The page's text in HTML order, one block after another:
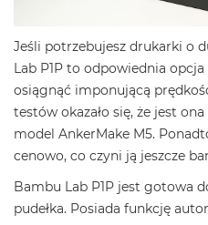
Jeśli potrzebujesz drukarki o
Lab P1P to odpowiednia
osiągnąć imponującą
testów okazało się, że jest
model AnkerMake M5.
cenowo, co czyni ją jeszcze
Bambu Lab P1P jest gotowa
pudełka. Posiada funkcję